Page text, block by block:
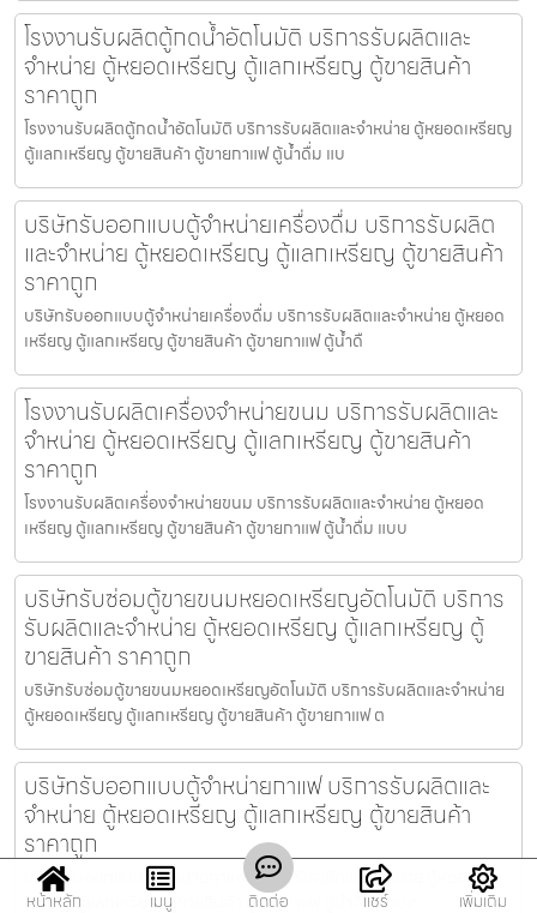
โรงงานรับผลิตตู้กดน้ำ​อัตโนมัติ บริการรับผลิตและ
จำหน่าย ตู้หยอดเหรียญ ตู้แลกเหรียญ ตู้ขายสินค้า
ราคาถูก
โรงงานรับผลิตตู้กดน้ำ​อัตโนมัติ บริการรับผลิตและจำหน่าย ตู้หยอดเหรียญ
ตู้แลกเหรียญ ตู้ขายสินค้า ตู้ขายกาแฟ ตู้น้ำดื่ม แบ
บริษัทรับออกแบบตู้จำหน่ายเครื่องดื่ม บริการรับผลิต
และจำหน่าย ตู้หยอดเหรียญ ตู้แลกเหรียญ ตู้ขายสินค้า
ราคาถูก
บริษัทรับออกแบบตู้จำหน่ายเครื่องดื่ม บริการรับผลิตและจำหน่าย ตู้หยอด
เหรียญ ตู้แลกเหรียญ ตู้ขายสินค้า ตู้ขายกาแฟ ตู้น้ำดื
โรงงานรับผลิตเครื่องจำหน่ายขนม บริการรับผลิตและ
จำหน่าย ตู้หยอดเหรียญ ตู้แลกเหรียญ ตู้ขายสินค้า
ราคาถูก
โรงงานรับผลิตเครื่องจำหน่ายขนม บริการรับผลิตและจำหน่าย ตู้หยอด
เหรียญ ตู้แลกเหรียญ ตู้ขายสินค้า ตู้ขายกาแฟ ตู้น้ำดื่ม แบบ
บริษัทรับซ่อมตู้ขายขนมหยอดเหรียญ​​อัตโนมัติ บริการ
รับผลิตและจำหน่าย ตู้หยอดเหรียญ ตู้แลกเหรียญ ตู้
ขายสินค้า ราคาถูก
บริษัทรับซ่อมตู้ขายขนมหยอดเหรียญ​​อัตโนมัติ บริการรับผลิตและจำหน่าย
ตู้หยอดเหรียญ ตู้แลกเหรียญ ตู้ขายสินค้า ตู้ขายกาแฟ ต
บริษัทรับออกแบบตู้จำหน่ายกาแฟ บริการรับผลิตและ
จำหน่าย ตู้หยอดเหรียญ ตู้แลกเหรียญ ตู้ขายสินค้า
ราคาถูก
บริษัทรับออกแบบตู้จำหน่ายกาแฟ บริการรับผลิตและจำหน่าย ตู้หยอด
เหรียญ ตู้แลกเหรียญ ตู้ขายสินค้า ตู้ขายกาแฟ ตู้น้ำดื่ม แบบค
หน้าหลัก เมนู ติดต่อ แชร์ เพิ่มเติม